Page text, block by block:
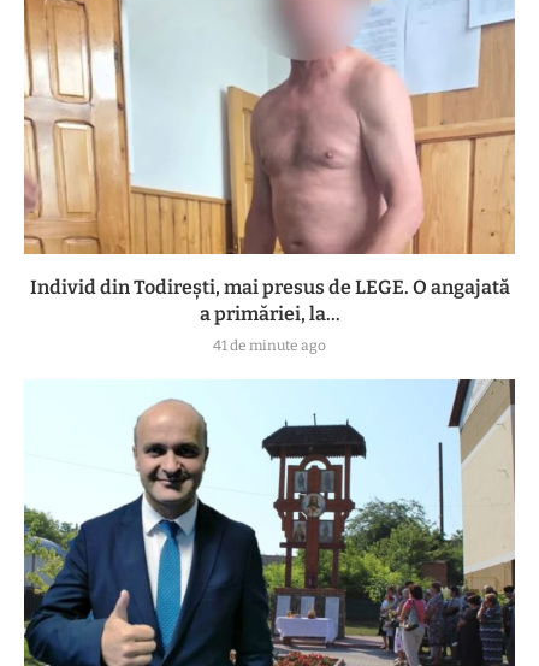
Individ din Todirești, mai presus de LEGE. O angajată
a primăriei, la...
41 de minute ago